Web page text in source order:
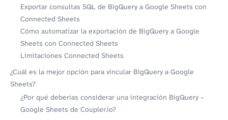
Exportar consultas SQL de BigQuery a Google Sheets con
Connected Sheets
Cómo automatizar la exportación de BigQuery a Google
Sheets con Connected Sheets
Limitaciones Connected Sheets
¿Cuál es la mejor opción para vincular BigQuery a Google
Sheets?
¿Por qué deberías considerar una integración BigQuery –
Google Sheets de Coupler.io?